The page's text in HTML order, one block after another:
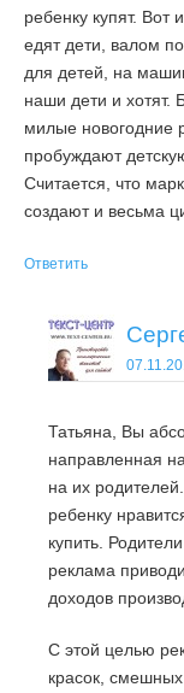
ребенку купят. Вот
едят дети, валом
для детей, на
наши дети и хотят.
милые новогодние
пробуждают
Считается, что
создают и весьма
Ответить
Татьяна, Вы
направленная
на их
ребенку
купить.
реклама
доходов
С этой целью
красок,